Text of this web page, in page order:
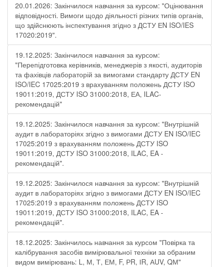
20.01.2026: Закінчилося навчання за курсом: "Оцінювання
відповідності. Вимоги щодо діяльності різних типів органів,
що здійснюють інспектування згідно з ДСТУ ЕN ISO/IES
17020:2019".
19.12.2025: Закінчилося навчання за курсом:
"Перепідготовка керівників, менеджерів з якості, аудиторів
та фахівців лабораторій за вимогами стандарту ДСТУ EN
ISO/IEC 17025:2019 з врахуванням положень ДСТУ ISO
19011:2019, ДСТУ ISO 31000:2018, ЕА, ILAC-
рекомендацій"
19.12.2025: Закінчилося навчання за курсом: "Внутрішній
аудит в лабораторіях згідно з вимогами ДСТУ EN ISO/IEC
17025:2019 з врахуванням положень ДСТУ ISO
19011:2019, ДСТУ ISO 31000:2018, ILAC, EA -
рекомендацій".
19.12.2025: Закінчилося навчання за курсом: "Внутрішній
аудит в лабораторіях згідно з вимогами ДСТУ EN ISO/IEC
17025:2019 з врахуванням положень ДСТУ ISO
19011:2019, ДСТУ ISO 31000:2018, ILAC, EA -
рекомендацій".
18.12.2025: Закінчилось навчання за курсом "Повірка та
калібрування засобів вимірювальної техніки за обраним
видом вимірювань: L, М, Т, ЕМ, F, РR, ІR, АUV, QМ"